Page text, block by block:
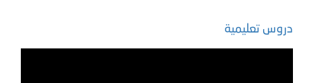
دروس تعليمية